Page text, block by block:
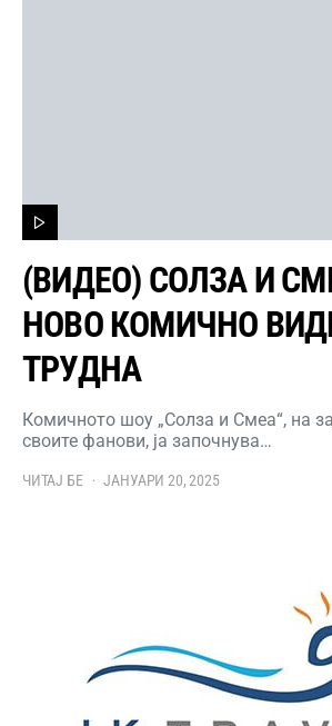
(ВИДЕО) СОЛЗА И
НОВО КОМИЧНО
ТРУДНА
Комичното шоу „Солза и Смеа“, на
своите фанови, ја започнува…
ЧИТАЈ БЕ ЈАНУАРИ 20, 2025